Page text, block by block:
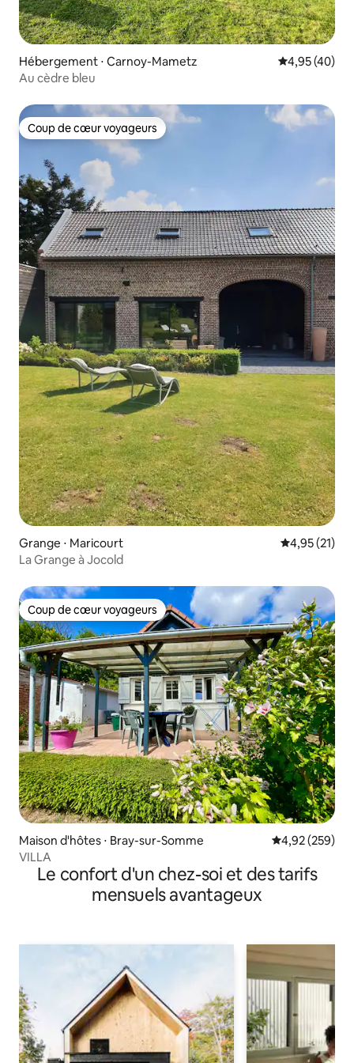
Hébergement ⋅ Carnoy-Mametz Évaluation
4,95 (40)
Au cèdre bleu
Coup de cœur voyageurs
Coup de cœur voyageurs
Grange ⋅ Maricourt Évaluation
4,95 (21)
La Grange à Jocold
Coup de cœur voyageurs
Coup de cœur voyageurs
Maison d'hôtes ⋅ Bray-sur-Somme Évaluation
4,92 (259)
VILLA
Le confort d'un chez-soi et des tarifs
mensuels avantageux